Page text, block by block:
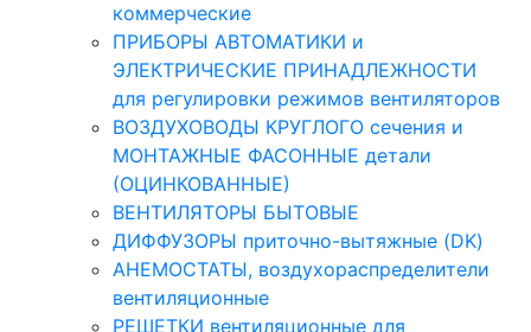
коммерческие
ПРИБОРЫ АВТОМАТИКИ и
ЭЛЕКТРИЧЕСКИЕ ПРИНАДЛЕЖНОСТИ
для регулировки режимов вентиляторов
ВОЗДУХОВОДЫ КРУГЛОГО сечения и
МОНТАЖНЫЕ ФАСОННЫЕ детали
(ОЦИНКОВАННЫЕ)
ВЕНТИЛЯТОРЫ БЫТОВЫЕ
ДИФФУЗОРЫ приточно-вытяжные (DK)
АНЕМОСТАТЫ, воздухораспределители
вентиляционные
РЕШЕТКИ вентиляционные для